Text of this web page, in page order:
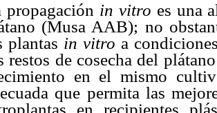
propagación in vitro es una
(Musa AAB); no
plantas in vitro a
restos de cosecha del
en el mismo
que permita las
en recipientes